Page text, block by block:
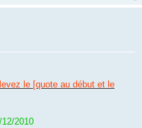
le [quote au début et le
12/2010